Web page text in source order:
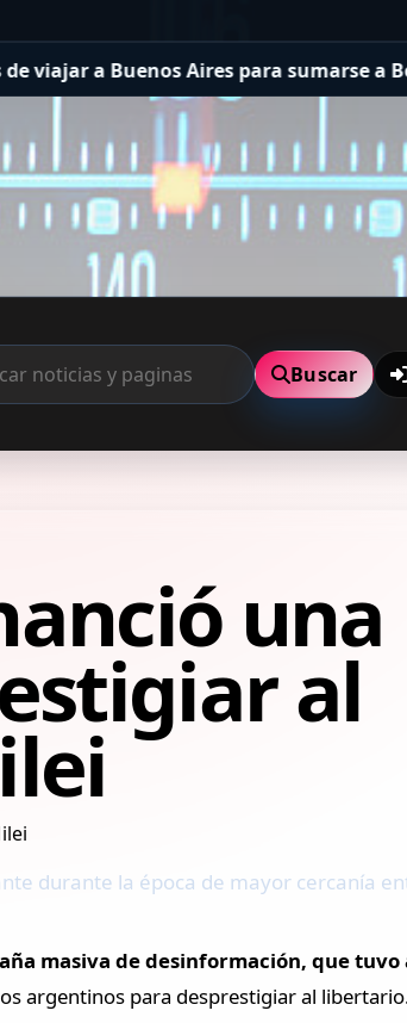
Aires para sumarse a Boca: "Voy
Buscar
una
al
durante la época de mayor cercanía
masiva de desinformación, que
argentinos para desprestigiar al